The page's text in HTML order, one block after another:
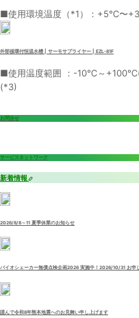
■使用環境温度（*1）：+5℃〜
外部循環付恒温水槽 | サーモサプライヤー | EZL-81F
■使用温度範囲 ：-10℃～
(*3)
お問合せ
サービスネットワーク
新着情報
2026/8/8～11 夏季休業のお知らせ
バイオシェーカー無償点検企画2026 実施中！2026/10/31 お申
謹んで令和8年熊本地震へのお見舞い申し上げます